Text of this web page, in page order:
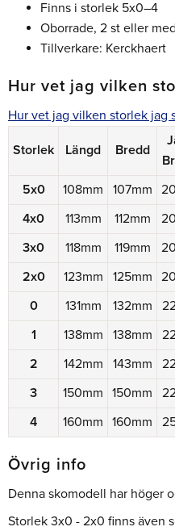
Finns i storlek 5x0–4
Oborrade, 2 st eller
Tillverkare: Kerckhaert
Hur vet jag vilken
Hur vet jag vilken storlek jag
Storlek Längd Bredd
5x0
108mm 107mm
4x0
113mm 112mm
3x0
118mm 119mm
2x0
123mm 125mm
0
131mm 132mm
1
138mm 138mm
2
142mm 143mm
3
150mm 150mm
4
160mm 160mm
Övrig info
Denna skomodell har höger
Storlek 3x0 - 2x0 finns även